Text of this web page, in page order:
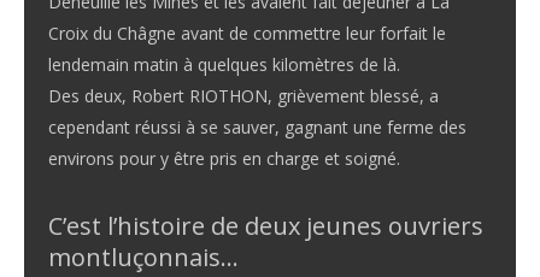
Croix du Châgne avant de commettre leur forfait le
lendemain matin à quelques kilomètres de là.
Des deux, Robert RIOTHON, grièvement blessé, a
cependant réussi à se sauver, gagnant une ferme des
environs pour y être pris en charge et soigné.
C’est l’histoire de deux jeunes ouvriers
montluçonnais…